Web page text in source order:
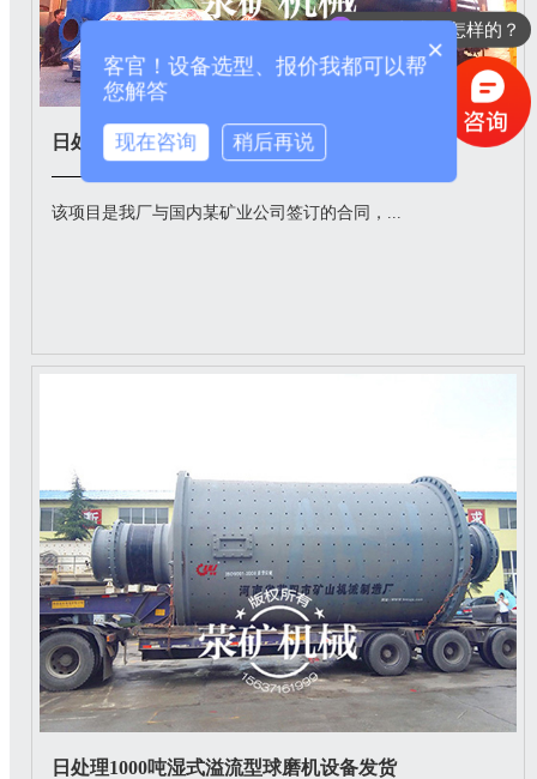
日处理1000/天金属矿吨回转窑发往海外选厂
该项目是我厂与国内某矿业公司签订的合同，...
日处理1000吨湿式溢流型球磨机设备发货
付款方式是怎样的？
×
客官！设备选型、报价我都可以帮
您解答
现在咨询 稍后再说